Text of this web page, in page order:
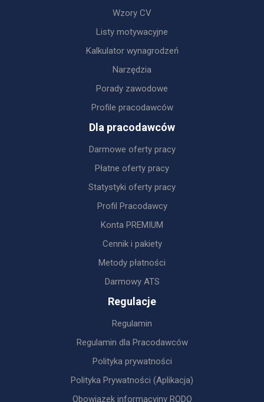
Wzory CV
Listy motywacyjne
Kalkulator wynagrodzeń
Narzędzia
Porady zawodowe
Profile pracodawców
Dla pracodawców
Darmowe oferty pracy
Płatne oferty pracy
Statystyki oferty pracy
Profil Pracodawcy
Konta PREMIUM
Cennik i pakiety
Metody płatności
Darmowy ATS
Regulacje
Regulamin
Regulamin dla Pracodawców
Polityka prywatności
Polityka Prywatności (Aplikacja)
Obowiązek informacyjny RODO